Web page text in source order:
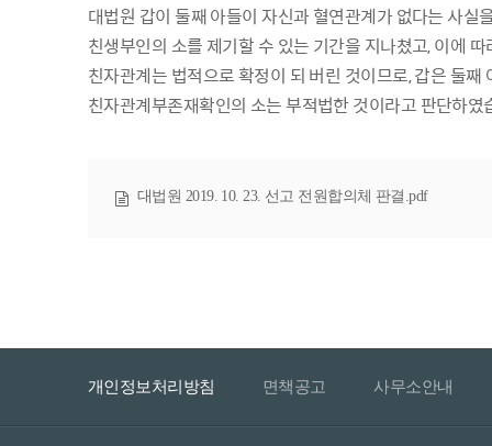
대법원 갑이 둘째 아들이 자신과 혈연관계가 없다는 사
친생부인의 소를 제기할 수 있는 기간을 지나쳤고, 이에
친자관계는 법적으로 확정이 되 버린 것이므로, 갑은 둘
친자관계부존재확인의 소는 부적법한 것이라고 판단하였
대법원 2019. 10. 23. 선고 전원합의체 판결.pdf
개인정보처리방침 면책공고 사무소안내